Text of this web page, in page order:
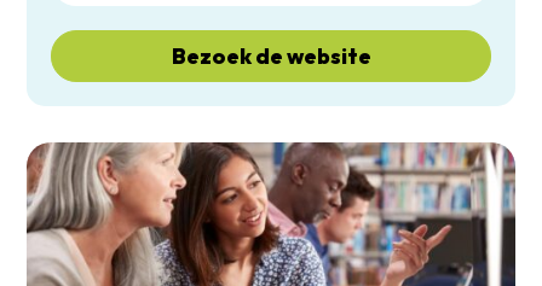
Bezoek de website